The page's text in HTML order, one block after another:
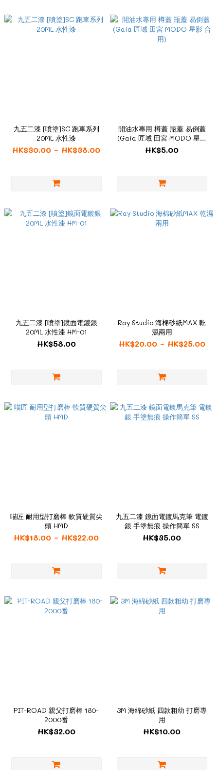
九五二漆 [噴塗]SC 跑車系列
20ML 水性漆
HK$30.00 ~ HK$38.00
開油水專用 樽蓋 瓶蓋 易倒蓋
(Gaia 匠域 田宮 MODO 星影
合用)
HK$5.00
九五二漆 [噴塗]鏡面電鍍銀
20ML 水性漆 HM-01
HK$58.00
Ray Studio 海棉砂紙MAX 乾
濕兩用
HK$20.00 ~ HK$25.00
喵匠 耐用型打磨棒 軟質硬質尖
頭 HMD
HK$18.00 ~ HK$22.00
九五二漆 鏡面電鍍馬克筆 電鍍
銀 手塗無痕 操作簡單 SS
HK$35.00
PIT-ROAD 親父打磨棒 180-
2000番
HK$32.00
3M 海綿砂紙 四款粗幼 打磨專
用
HK$10.00